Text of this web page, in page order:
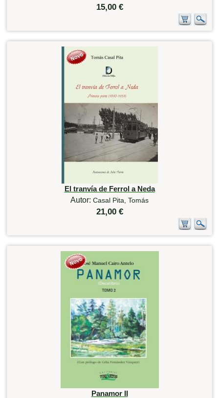
15,00 €
El tranvía de Ferrol a Neda
Autor: Casal Pita, Tomás
21,00 €
Panamor II